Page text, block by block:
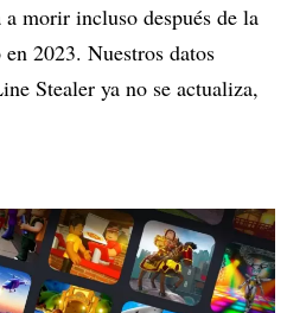
morir incluso después de la
2023. Nuestros datos
Stealer ya no se actualiza,